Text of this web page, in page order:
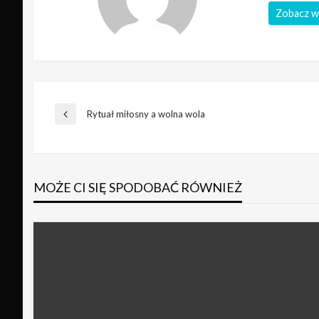
Zobacz
Nawigacja
Poprzedni
Rytuał miłosny a wolna wola
MOŻE CI SIĘ SPODOBAĆ RÓWNIEŻ